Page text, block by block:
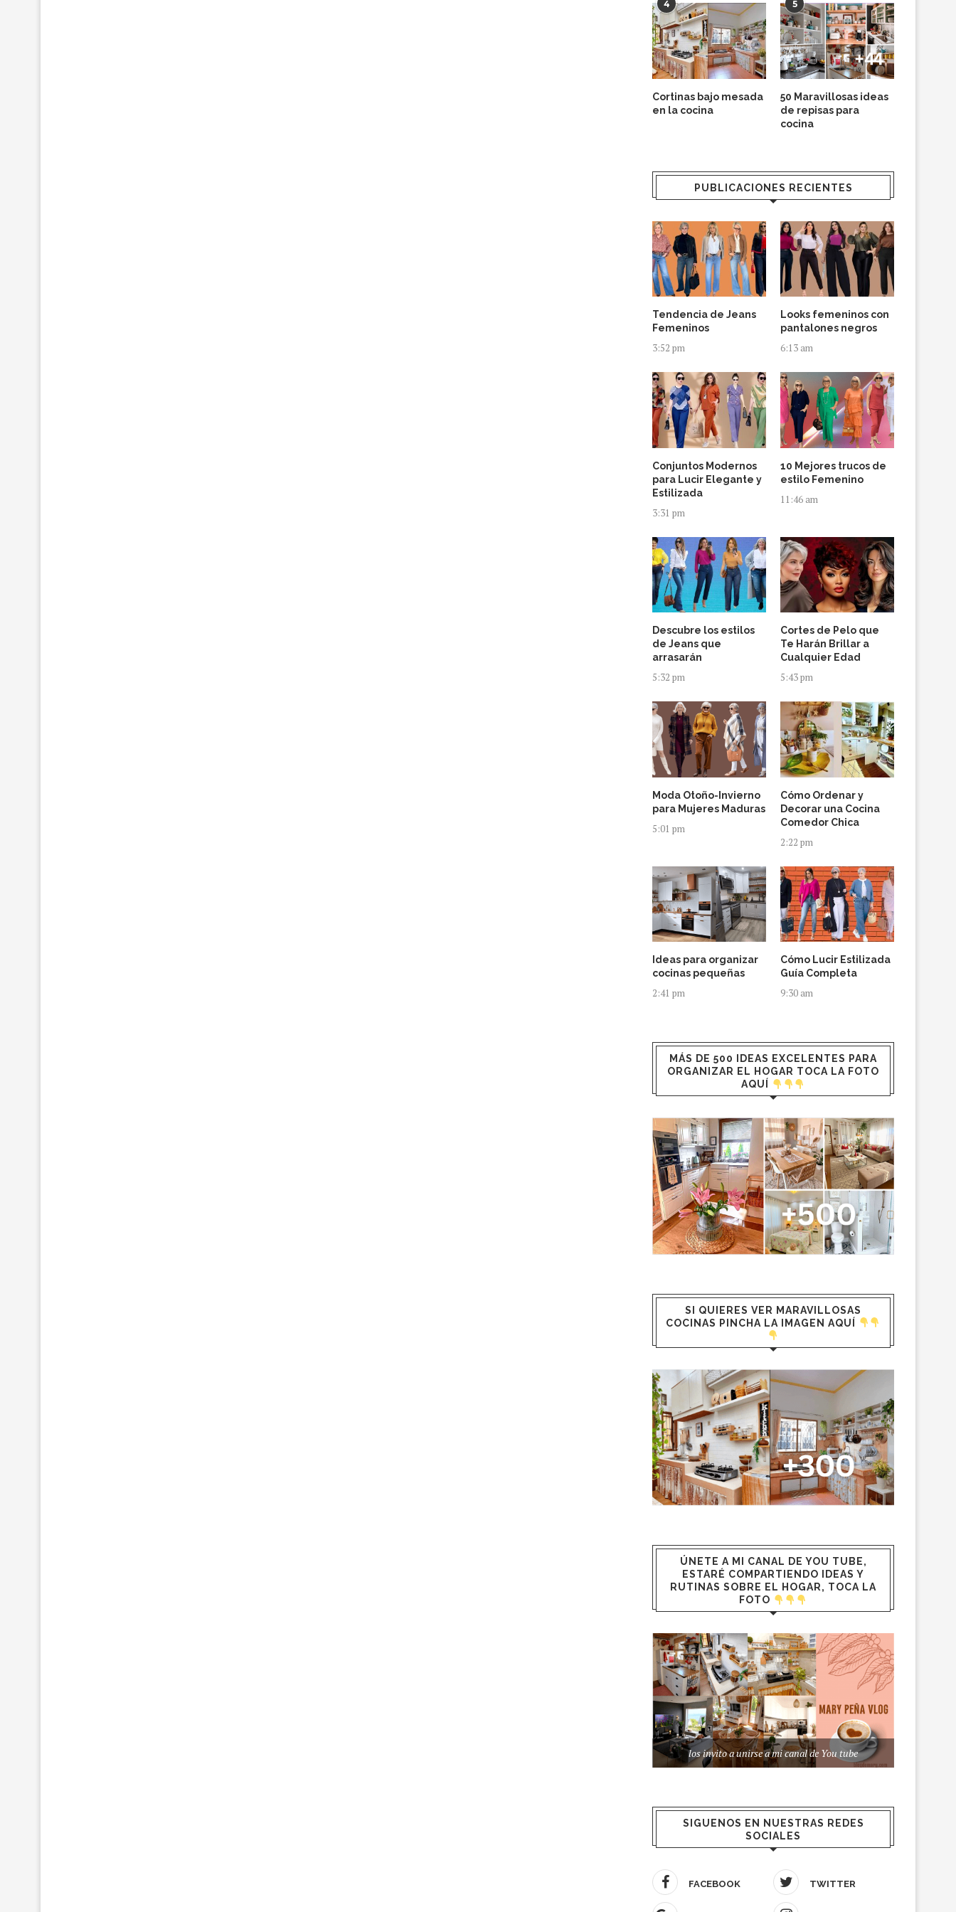
4
Cortinas bajo mesada
en la cocina
5
50 Maravillosas ideas
de repisas para
cocina
PUBLICACIONES RECIENTES
Tendencia de Jeans
Femeninos
3:52 pm
Looks femeninos con
pantalones negros
6:13 am
Conjuntos Modernos
para Lucir Elegante y
Estilizada
3:31 pm
10 Mejores trucos de
estilo Femenino
11:46 am
Descubre los estilos
de Jeans que
arrasarán
5:32 pm
Cortes de Pelo que
Te Harán Brillar a
Cualquier Edad
5:43 pm
Moda Otoño-Invierno
para Mujeres Maduras
5:01 pm
Cómo Ordenar y
Decorar una Cocina
Comedor Chica
2:22 pm
Ideas para organizar
cocinas pequeñas
2:41 pm
Cómo Lucir Estilizada
Guía Completa
9:30 am
MÁS DE 500 IDEAS EXCELENTES PARA
ORGANIZAR EL HOGAR TOCA LA FOTO
AQUÍ
SI QUIERES VER MARAVILLOSAS
COCINAS PINCHA LA IMAGEN AQUÍ
ÚNETE A MI CANAL DE YOU TUBE,
ESTARÉ COMPARTIENDO IDEAS Y
RUTINAS SOBRE EL HOGAR, TOCA LA
FOTO
los invito a unirse a mi canal de You tube
SIGUENOS EN NUESTRAS REDES
SOCIALES
FACEBOOK TWITTER